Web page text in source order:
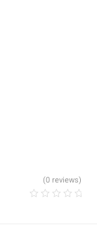
(0 reviews)